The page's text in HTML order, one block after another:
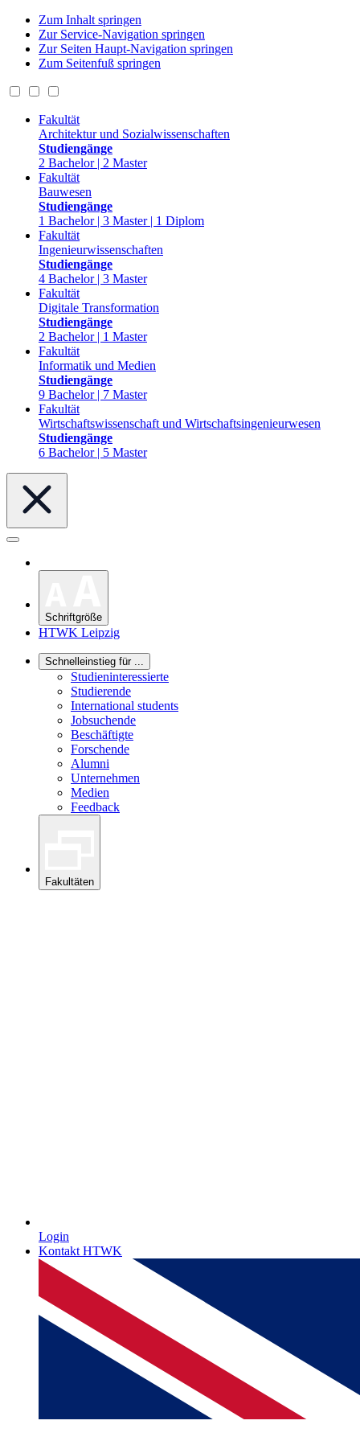
Zum Inhalt springen
Zur Service-Navigation springen
Zur Seiten Haupt-Navigation springen
Zum Seitenfuß springen
Fakultät
Architektur und Sozialwissenschaften
Studiengänge
2 Bachelor | 2 Master
Fakultät
Bauwesen
Studiengänge
1 Bachelor | 3 Master | 1 Diplom
Fakultät
Ingenieurwissenschaften
Studiengänge
4 Bachelor | 3 Master
Fakultät
Digitale Transformation
Studiengänge
2 Bachelor | 1 Master
Fakultät
Informatik und Medien
Studiengänge
9 Bachelor | 7 Master
Fakultät
Wirtschaftswissenschaft und Wirtschaftsingenieurwesen
Studiengänge
6 Bachelor | 5 Master
Schriftgröße
HTWK Leipzig
Schnelleinstieg für ...
Studieninteressierte
Studierende
International students
Jobsuchende
Beschäftigte
Forschende
Alumni
Unternehmen
Medien
Feedback
Fakultäten
Login
Kontakt HTWK